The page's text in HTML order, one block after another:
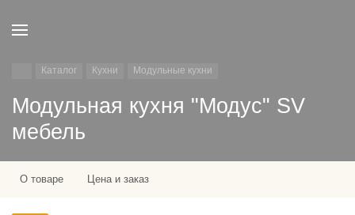
Каталог Кухни Модульные кухни
Модульная кухня "Модус" SV
мебель
О товаре Цена и заказ